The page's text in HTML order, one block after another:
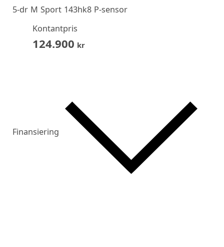
5-dr M Sport 143hk8 P-sensor
Kontantpris
124.900 kr
Finansiering